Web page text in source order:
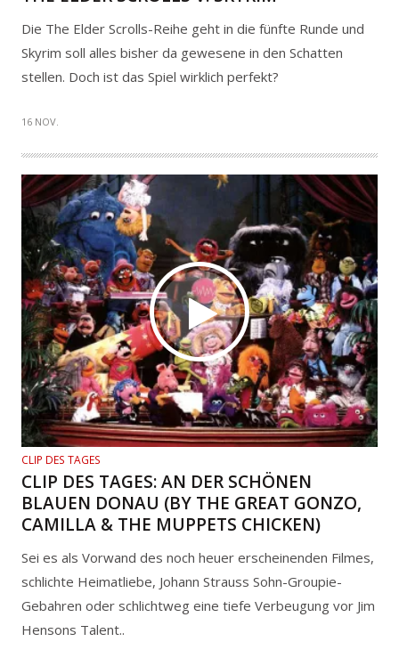
Die The Elder Scrolls-Reihe geht in die fünfte Runde und
Skyrim soll alles bisher da gewesene in den Schatten
stellen. Doch ist das Spiel wirklich perfekt?
16 NOV.
CLIP DES TAGES
CLIP DES TAGES: AN DER SCHÖNEN
BLAUEN DONAU (BY THE GREAT GONZO,
CAMILLA & THE MUPPETS CHICKEN)
Sei es als Vorwand des noch heuer erscheinenden Filmes,
schlichte Heimatliebe, Johann Strauss Sohn-Groupie-
Gebahren oder schlichtweg eine tiefe Verbeugung vor Jim
Hensons Talent..